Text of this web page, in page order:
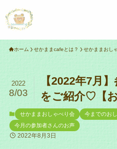
ホーム せかままcafeとは？ せかままおし
【2022年7月
をご紹介♡【
2022
8/03
せかままおしゃべり会
今までのお
今月の参加者さんのお声
2022年8月3日